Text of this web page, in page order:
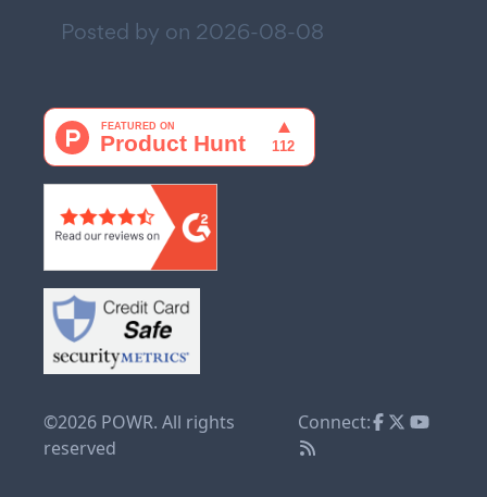
Posted by on 2026-08-08
©2026 POWR. All rights
reserved
Connect: